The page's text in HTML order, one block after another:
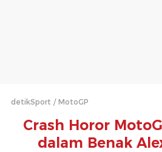
detikSport MotoGP
Crash Horor
dalam Benak